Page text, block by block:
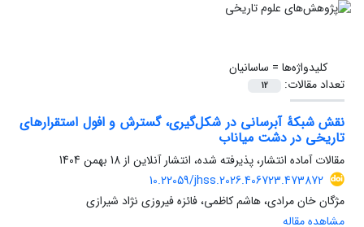
کلیدواژه‌ها = ساسانیان
تعداد مقالات:
12
نقش شبکۀ آبرسانی در شکل‌گیری، گسترش و افول استقرارهای
تاریخی در دشت میاناب
مقالات آماده انتشار، پذیرفته شده، انتشار آنلاین از 18 بهمن 1404
10.22059/jhss.2026.406723.473872
مژگان خان مرادی، هاشم کاظمی، فائزه فیروزی نژاد شیرازی
مشاهده مقاله